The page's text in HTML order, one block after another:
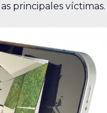
principales víctimas.